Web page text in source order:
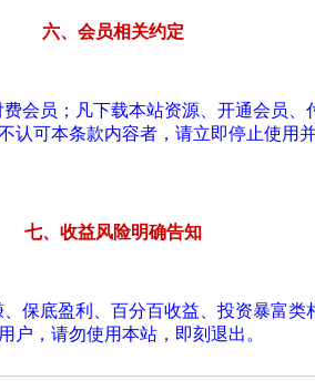
六、会员相关约定
会员；凡下载本站资源、开通会员
认可本条款内容者，请立即停止使用并
七、收益风险明确告知
保底盈利、百分百收益、投资暴富
户，请勿使用本站，即刻退出。